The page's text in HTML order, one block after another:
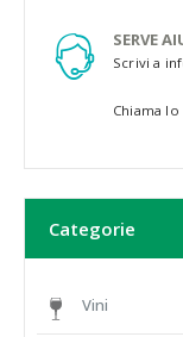
SERVE
Scrivi a
Chiama
Categorie
Vini